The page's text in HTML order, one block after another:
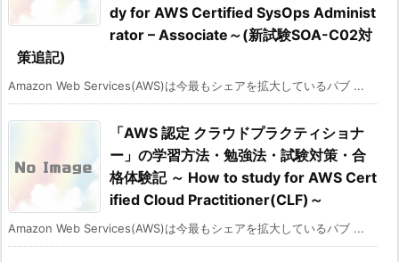
dy for AWS Certified SysOps Administ
rator – Associate～(新試験SOA-C02対
策追記)
Amazon Web Services(AWS)は今最もシェアを拡大しているパブ ...
「AWS 認定 クラウドプラクティショナ
ー」の学習方法・勉強法・試験対策・合
格体験記 ～ How to study for AWS Cert
ified Cloud Practitioner(CLF)～
Amazon Web Services(AWS)は今最もシェアを拡大しているパブ ...